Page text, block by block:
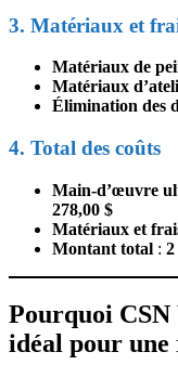
3. Matériaux et
Matériaux de
Matériaux
Élimination des
4. Total des coûts
Main-d’œuvre
278,00 $
Matériaux et
Montant total : 2
Pourquoi
idéal pour